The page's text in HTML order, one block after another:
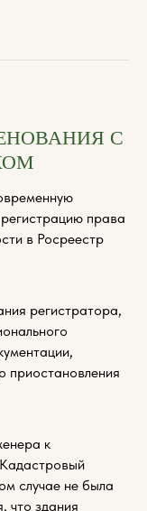
С
права
в Росреестр
регистратора,
приостановления
к
случае не была
что здания